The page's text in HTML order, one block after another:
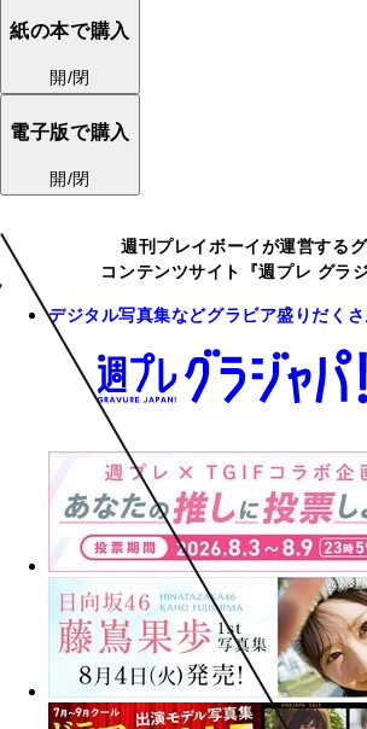
紙の本で購入
開/閉
電子版で購入
開/閉
週刊プレイボーイが運営する
コンテンツサイト『週プレ グラ
デジタル写真集などグラビア盛りだく